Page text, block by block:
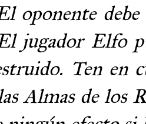
oponente debe
jugador Elfo
Ten en
Almas de los